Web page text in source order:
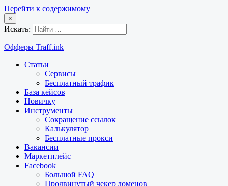
Перейти к содержимому
×
Искать:
Офферы Traff.ink
Статьи
Сервисы
Бесплатный трафик
База кейсов
Новичку
Инструменты
Сокращение ссылок
Калькулятор
Бесплатные прокси
Вакансии
Маркетплейс
Facebook
Большой FAQ
Продвинутый чекер доменов